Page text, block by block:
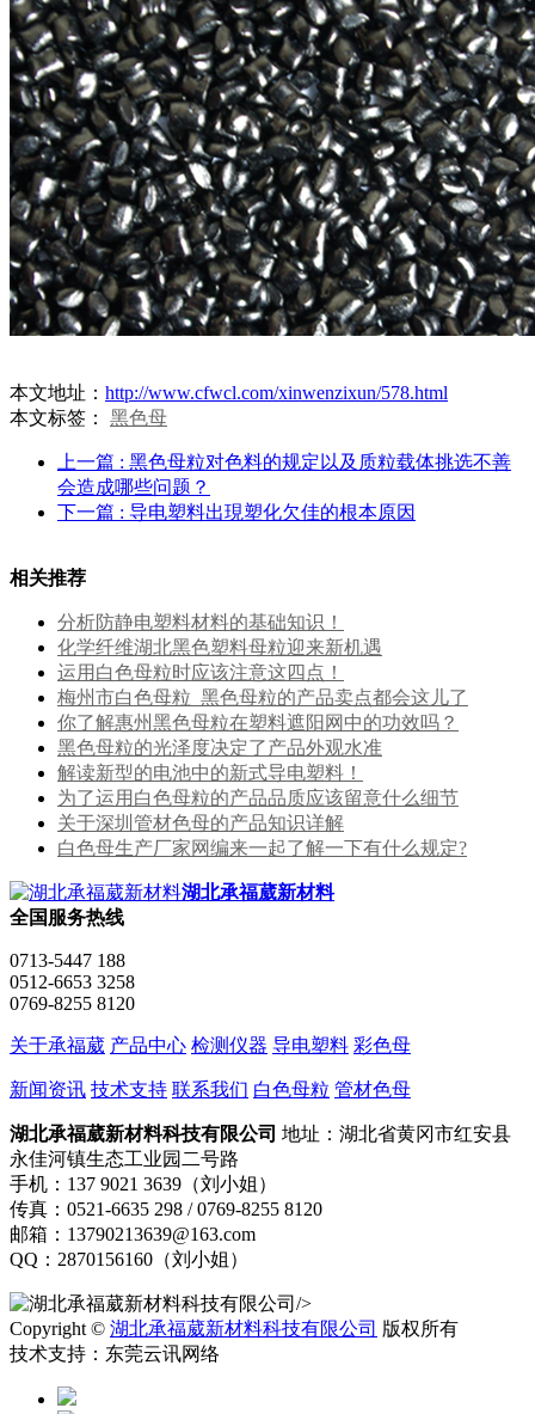
本文地址： http://www.cfwcl.com/xinwenzixun/578.html
本文标签： 黑色母
上一篇 : 黑色母粒对色料的规定以及质粒载体挑选不善
会造成哪些问题？
下一篇 : 导电塑料出現塑化欠佳的根本原因
相关推荐
分析防静电塑料材料的基础知识！
化学纤维湖北黑色塑料母粒迎来新机遇
运用白色母粒时应该注意这四点！
梅州市白色母粒_黑色母粒的产品卖点都会这儿了
你了解惠州黑色母粒在塑料遮阳网中的功效吗？
黑色母粒的光泽度决定了产品外观水准
解读新型的电池中的新式导电塑料！
为了运用白色母粒的产品品质应该留意什么细节
关于深圳管材色母的产品知识详解
白色母生产厂家网编来一起了解一下有什么规定?
湖北承福葳新材料
全国服务热线
0713-5447 188
0512-6653 3258
0769-8255 8120
关于承福葳 产品中心 检测仪器 导电塑料 彩色母
新闻资讯 技术支持 联系我们 白色母粒 管材色母
湖北承福葳新材料科技有限公司 地址：湖北省黄冈市红安县
永佳河镇生态工业园二号路
手机：137 9021 3639（刘小姐）
传真：0521-6635 298 / 0769-8255 8120
邮箱：13790213639@163.com
QQ：2870156160（刘小姐）
/>
Copyright © 湖北承福葳新材料科技有限公司 版权所有
技术支持：东莞云讯网络